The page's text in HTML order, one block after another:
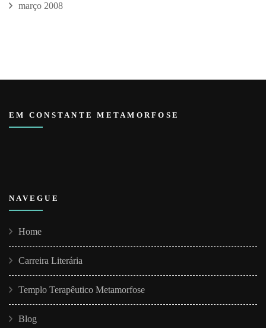
março 2008
EM CONSTANTE METAMORFOSE
NAVEGUE
Home
Carreira Literária
Templo Terapêutico Metamorfose
Blog